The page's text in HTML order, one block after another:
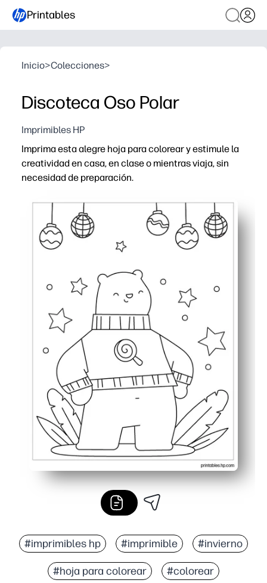
Printables
Inicio>Colecciones>
Discoteca Oso Polar
Imprimibles HP
Imprima esta alegre hoja para colorear y estimule la
creatividad en casa, en clase o mientras viaja, sin
necesidad de preparación.
Comodidad de imprimir y listo: descárguelo, presione
Atrae a los niños de todas las edades con un diseño
Desarrolla la motricidad fina, la coordinación mano-
Funciona en cualquier lugar: solo tienes que añadir
#imprimibles hp #imprimible #invierno
#hoja para colorear #colorear